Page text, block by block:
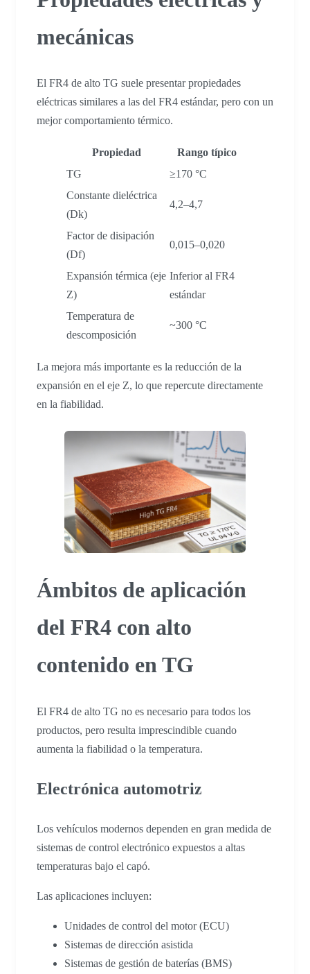
mecánicas
El FR4 de alto TG suele presentar propiedades
eléctricas similares a las del FR4 estándar, pero con un
mejor comportamiento térmico.
Propiedad
Rango típico
TG
≥170 °C
Constante dieléctrica
(Dk)
4,2–4,7
Factor de disipación
(Df)
0,015–0,020
Expansión térmica (eje
Z)
Inferior al FR4
estándar
Temperatura de
descomposición
~300 °C
La mejora más importante es la reducción de la
expansión en el eje Z, lo que repercute directamente
en la fiabilidad.
Ámbitos de aplicación
del FR4 con alto
contenido en TG
El FR4 de alto TG no es necesario para todos los
productos, pero resulta imprescindible cuando
aumenta la fiabilidad o la temperatura.
Electrónica automotriz
Los vehículos modernos dependen en gran medida de
sistemas de control electrónico expuestos a altas
temperaturas bajo el capó.
Las aplicaciones incluyen:
Unidades de control del motor (ECU)
Sistemas de dirección asistida
Sistemas de gestión de baterías (BMS)